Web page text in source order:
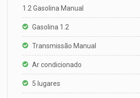
1.2 Gasolina Manual
Gasolina 1.2
Transmissão Manual
Ar condicionado
5 lugares